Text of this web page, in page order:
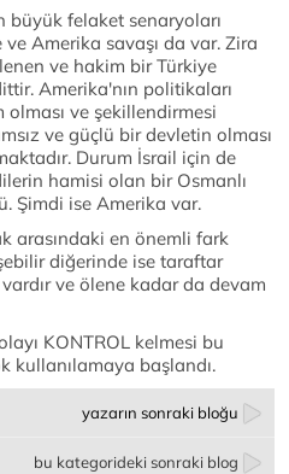
büyük felaket senaryoları
Amerika savaşı da var. Zira
ve hakim bir Türkiye
Amerika'nın politikaları
ve şekillendirmesi
ve güçlü bir devletin olması
Durum İsrail için de
hamisi olan bir Osmanlı
Şimdi ise Amerika var.
arasındaki en önemli fark
diğerinde ise taraftar
ve ölene kadar da devam
KONTROL kelmesi bu
kullanılamaya başlandı.
yazarın sonraki bloğu
bu kategorideki sonraki blog